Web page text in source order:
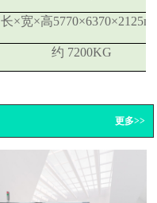
长×宽×高
约 7200KG
更多>>